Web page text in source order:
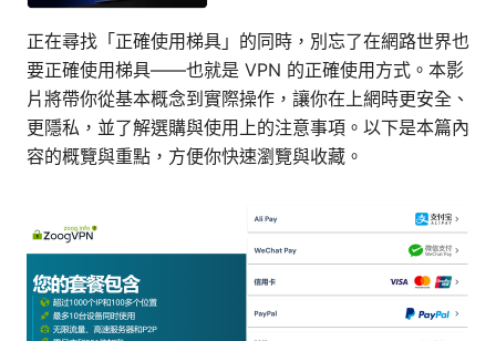
正在尋找「正確使用梯具」的同時，別忘了在網路世界也
要正確使用梯具——也就是 VPN 的正確使用方式。本影
片將帶你從基本概念到實際操作，讓你在上網時更安全、
更隱私，並了解選購與使用上的注意事項。以下是本篇內
容的概覽與重點，方便你快速瀏覽與收藏。